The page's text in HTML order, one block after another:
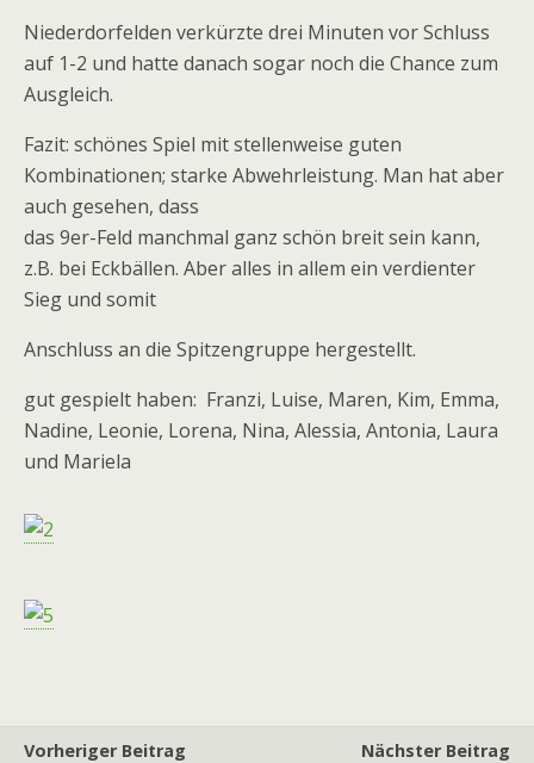
Niederdorfelden verkürzte drei Minuten vor Schluss
auf 1-2 und hatte danach sogar noch die Chance zum
Ausgleich.
Fazit: schönes Spiel mit stellenweise guten
Kombinationen; starke Abwehrleistung. Man hat aber
auch gesehen, dass
das 9er-Feld manchmal ganz schön breit sein kann,
z.B. bei Eckbällen. Aber alles in allem ein verdienter
Sieg und somit
Anschluss an die Spitzengruppe hergestellt.
gut gespielt haben: Franzi, Luise, Maren, Kim, Emma,
Nadine, Leonie, Lorena, Nina, Alessia, Antonia, Laura
und Mariela
Vorheriger Beitrag Nächster Beitrag